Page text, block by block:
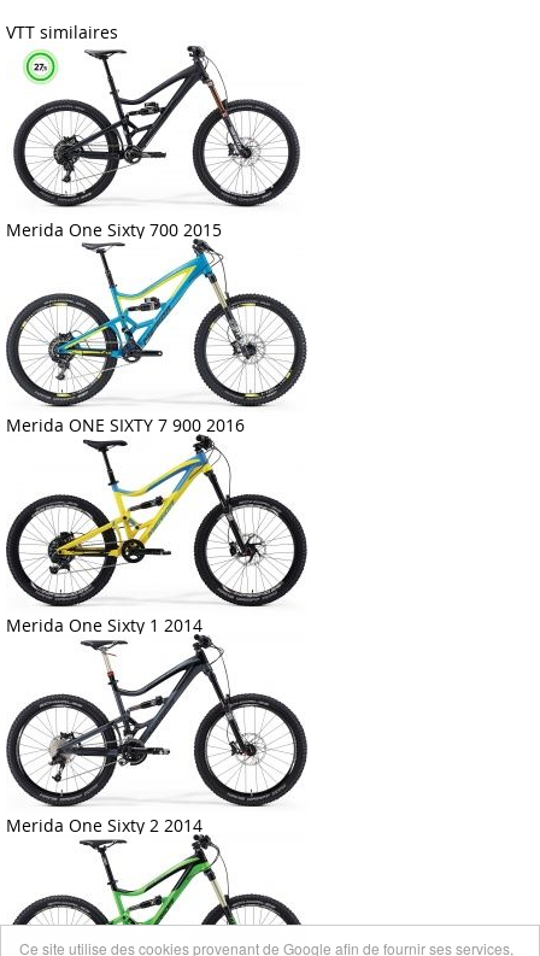
VTT similaires
Merida One Sixty 700 2015
Merida ONE SIXTY 7 900 2016
Merida One Sixty 1 2014
Merida One Sixty 2 2014
Ce site utilise des cookies provenant de Google afin de fournir ses services,